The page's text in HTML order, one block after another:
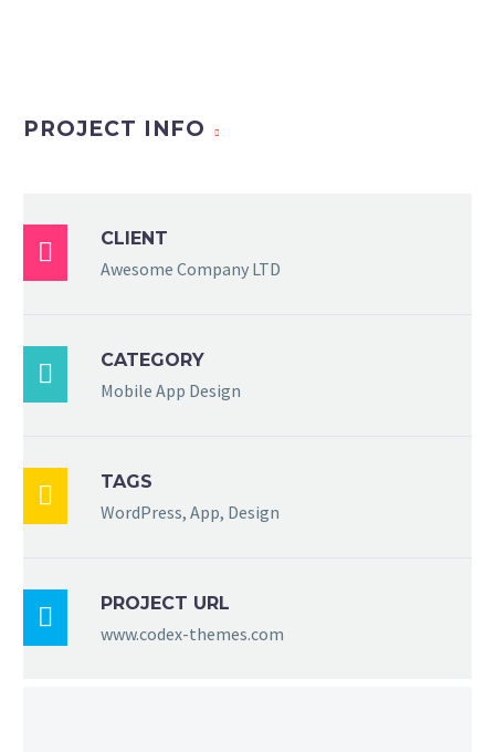
PROJECT INFO
 CLIENT
Awesome Company LTD
 CATEGORY
Mobile App Design
 TAGS
WordPress, App, Design
 PROJECT URL
www.codex-themes.com